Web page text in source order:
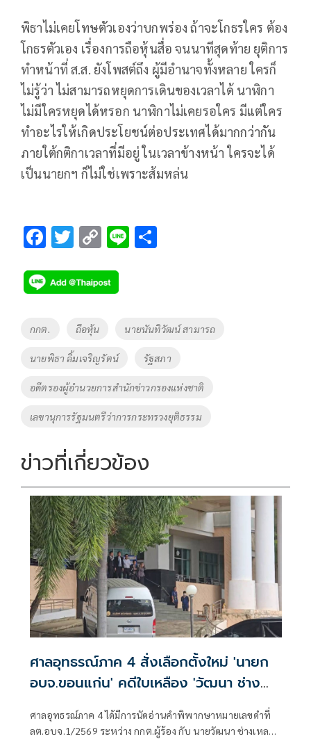
พิธาไม่เคยโทษตัวเองว่าบกพร่อง ถ้าจะโกธรใคร ต้อง
โกธรตัวเอง เรื่องการถือหุ้นสื่อ จนนาทีสุดท้าย ยุติการ
ทำหน้าที่ ส.ส. ยังโพสต์ถึง ผู้มีอำนาจทั้งหลาย ใครก็
ไม่รู้ว่า ไม่สามารถหยุดการเดินของเวลาได้ นาฬิกา
ไม่มีใครหยุดได้หรอก นาฬิกาไม่เคยรอใคร มีแต่ใคร
ทำอะไรให้เกิดประโยชน์ต่อประเทศได้มากกว่ากัน
ภายใต้กติกาเวลาที่มีอยู่ ในเวลาข้างหน้า ใครจะได้
เป็นนายกฯ ก็ไม่ใช่เพราะส้มหล่น
F
e
b
o
o
k
T
tt
er
C
p
y
n
k
Li
Tags
กกต. ถือหุ้น นายนันทิวัฒน์ สามารถ
นายพิธา ลิ้มเจริญรัตน์ รัฐสภา
อดีตรองผู้อำนวยการสำนักข่าวกรองแห่งชาติ
เลขานุการรัฐมนตรีว่าการกระทรวงยุติธรรม
ข่าวที่เกี่ยวข้อง
ศาลอุทธรณ์ภาค 4 สั่งเลือกตั้งใหม่ 'นายก
อบจ.ขอนแก่น' คดีใบเหลือง 'วัฒนา ช่าง
ศาลอุทธรณ์ภาค 4 ได้มีการนัดอ่านคำพิพากษาหมายเลขดำที่
ลต.อบจ.1/2569 ระหว่าง กกต.ผู้ร้อง กับ นายวัฒนา ช่างเหลา